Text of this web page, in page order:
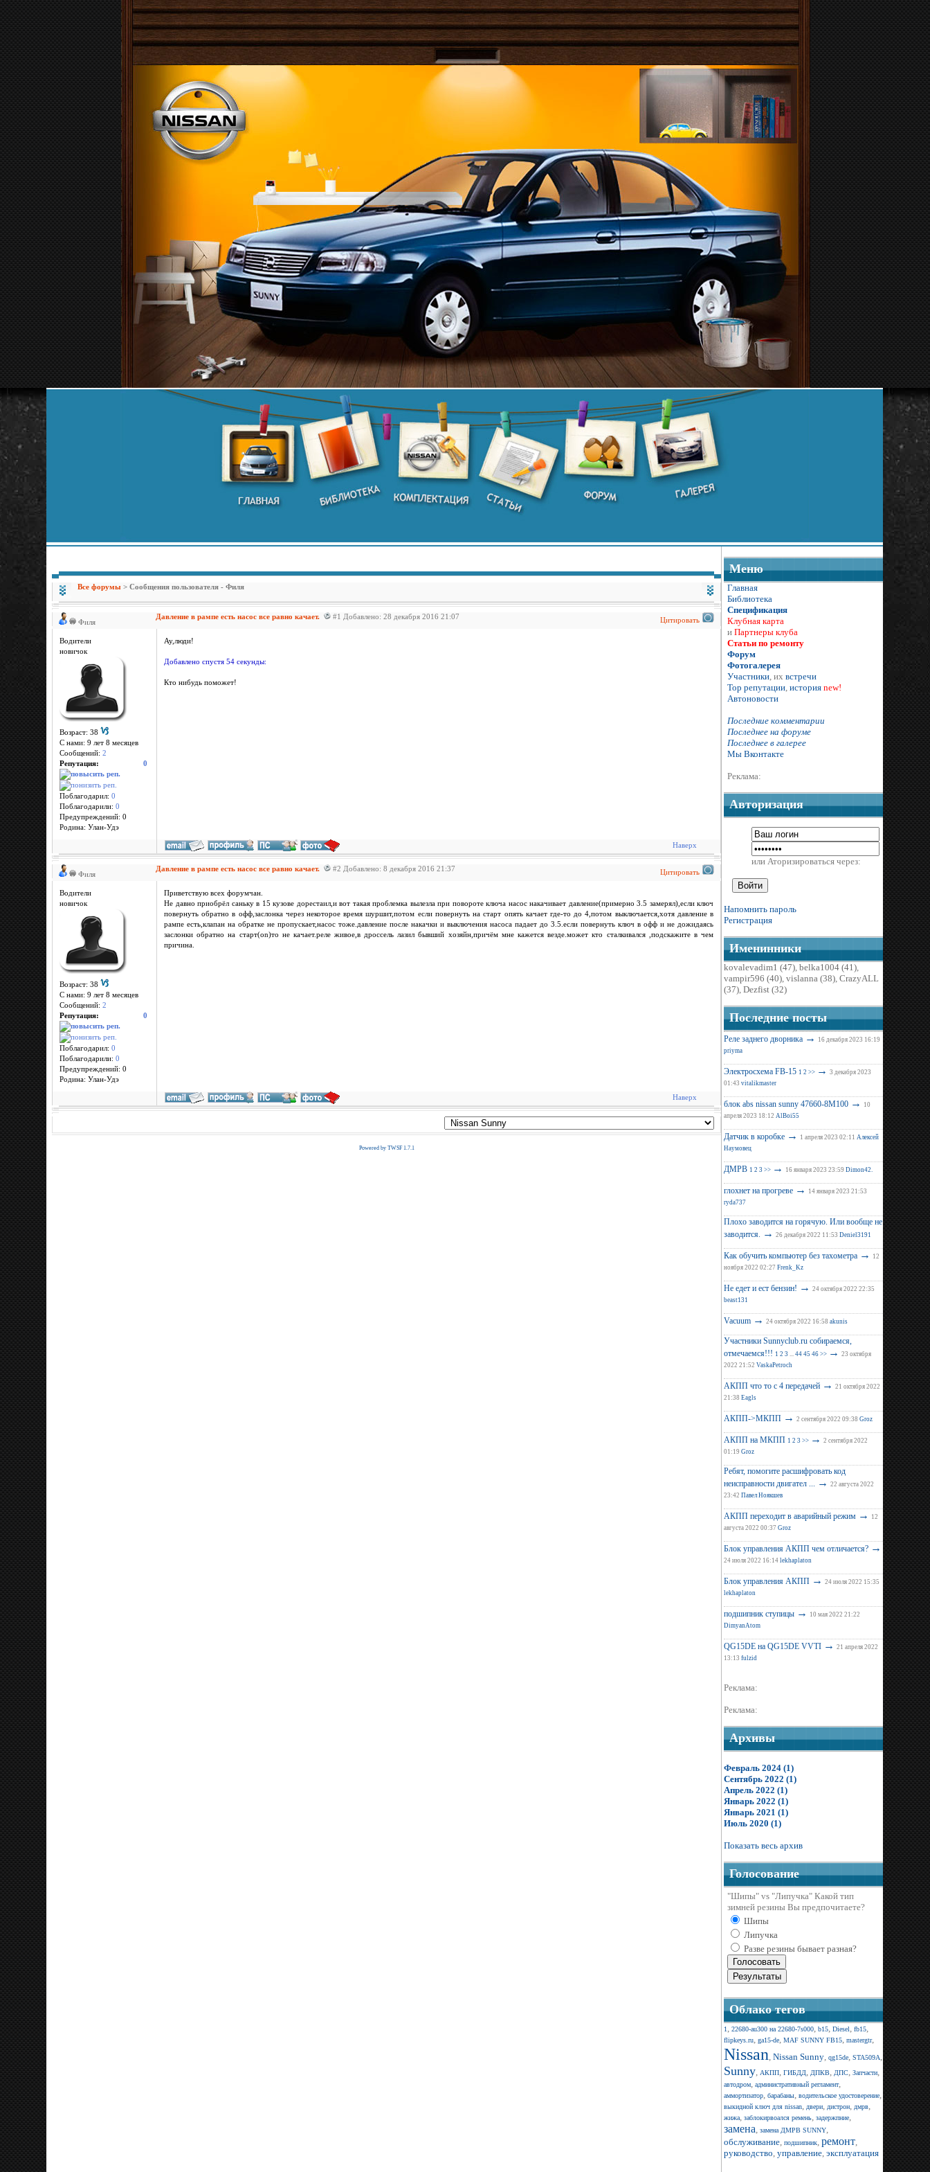
Все форумы > Сообщения пользователя - Филя
Филя
Давление в рампе есть насос все равно качает. #1 Добавлено: 28 декабря 2016 21:07 Цитировать
Водители
новичок
Возраст: 38
С нами: 9 лет 8 месяцев
Сообщений: 2
Репутация: 0
Поблагодарил: 0
Поблагодарили: 0
Предупреждений: 0
Родина: Улан-Удэ
Ау,люди!
Добавлено спустя 54 секунды:
Кто нибудь поможет!
Наверх
Филя
Давление в рампе есть насос все равно качает. #2 Добавлено: 8 декабря 2016 21:37 Цитировать
Водители
новичок
Возраст: 38
С нами: 9 лет 8 месяцев
Сообщений: 2
Репутация: 0
Поблагодарил: 0
Поблагодарили: 0
Предупреждений: 0
Родина: Улан-Удэ
Приветствую всех форумчан.
Не давно приобрёл саньку в 15 кузове дорестаил,и вот такая проблемка вылезла при повороте ключа насос накачивает давление(примерно 3.5 замерял),если ключ
повернуть обратно в офф,заслонка через некоторое время шуршит,потом если повернуть на старт опять качает где-то до 4,потом выключается,хотя давление в
рампе есть,клапан на обратке не пропускает,насос тоже.давление после накачки и выключения насоса падает до 3.5.если повернуть ключ в офф и не дожидаясь
заслонки обратно на старт(on)то не качает.реле живое,в дроссель лазил бывший хозяйн,причём мне кажется везде.может кто сталкивался ,подскажите в чем
причина.
Наверх
Powered by TWSF 1.7.1
Меню
Главная
Библиотека
Спецификация
Клубная карта
и Партнеры клуба
Статьи по ремонту
Форум
Фотогалерея
Участники , их встречи
Тор репутации история new!
Автоновости
Последние комментарии
Последнее на форуме
Последнее в галерее
Мы Вконтакте
Реклама:
Авторизация
или Аторизироваться через:
Напомнить пароль
Регистрация
Именинники
kovalevadim1 (47) belka1004 (41)
vampir596 (40) vislanna (38) CrazyALL
(37) Dezfist (32)
Последние поcты
Реле заднего дворника →
16 декабря 2023 16:19
priyma
Электросхема FB-15 1 2 >> → 3 декабря 2023
01:43 vitalikmaster
блок abs nissan sunny 47660-8M100 →
10
апреля 2023 18:12 AlBoi55
Датчик в коробке → 1 апреля 2023 02:11 Алексей
Наумовец
ДМРВ 1 2 3 >> → 16 января 2023 23:59 Dimon42.
глохнет на прогреве →
14 января 2023 21:53
ryda737
Плохо заводится на горячую. Или вообще не
заводится.
→ 26 декабря 2022 11:53 Deniel3191
Как обучить компьютер без тахометра →
12
ноября 2022 02:27 Frenk_Kz
Не едет и ест бензин! → 24 октября 2022 22:35
beast131
Vacuum → 24 октября 2022 16:58 akunis
Участники Sunnyclub.ru собираемся,
отмечаемся!!! 1 2 3 44 45 46 >> → 23 октября
2022 21:52 VaskaPetroch
АКПП что то с 4 передачей → 21 октября 2022
21:38 Eagls
АКПП->МКПП → 2 сентября 2022 09:38 Groz
АКПП на МКПП 1 2 3 >> → 2 сентября 2022
01:19 Groz
Ребят, помогите расшифровать код
неисправности двигател ...
→ 22 августа 2022
23:42 Павел Ноякшев
АКПП переходит в аварийный режим →
12
августа 2022 00:37 Groz
Блок управления АКПП чем отличается? →
24 июля 2022 16:14 lekhaplaton
Блок управления АКПП → 24 июля 2022 15:35
lekhaplaton
подшипник ступицы →
10 мая 2022 21:22
DimyanAtom
QG15DE на QG15DE VVTI → 21 апреля 2022
13:13 fulzid
Реклама:
Реклама:
Архивы
Февраль 2024 (1)
Сентябрь 2022 (1)
Апрель 2022 (1)
Январь 2022 (1)
Январь 2021 (1)
Июль 2020 (1)
Показать весь архив
Голосование
"Шипы" vs "Липучка" Какой тип
зимней резины Вы предпочитаете?
Шипы
Липучка
Разве резины бывает разная?
Облако тегов
1 22680-au300 на 22680-7s000 b15 Diesel fb15
flipkeys.ru ga15-de MAF SUNNY FB15 mastergtr,
Nissan Nissan Sunny qg15de STA509A
Sunny АКПП ГИБДД ДПКВ ДПС Запчасти
автодром административный регламент,
аммортизатор барабаны водительское удостоверение
выкидной ключ для nissan двери дистрон дмрв
жижа заблокирвоался ремень задержпние
замена замена ДМРВ SUNNY
обслуживание подшипник ремонт
руководство управление эксплуатация